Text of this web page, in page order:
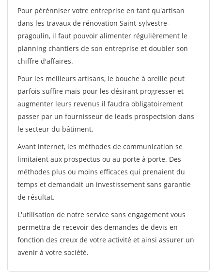
Pour pérénniser votre entreprise en tant qu'artisan
dans les travaux de rénovation Saint-sylvestre-
pragoulin, il faut pouvoir alimenter régulièrement le
planning chantiers de son entreprise et doubler son
chiffre d'affaires.
Pour les meilleurs artisans, le bouche à oreille peut
parfois suffire mais pour les désirant progresser et
augmenter leurs revenus il faudra obligatoirement
passer par un fournisseur de leads prospectsion dans
le secteur du bâtiment.
Avant internet, les méthodes de communication se
limitaient aux prospectus ou au porte à porte. Des
méthodes plus ou moins efficaces qui prenaient du
temps et demandait un investissement sans garantie
de résultat.
L'utilisation de notre service sans engagement vous
permettra de recevoir des demandes de devis en
fonction des creux de votre activité et ainsi assurer un
avenir à votre société.